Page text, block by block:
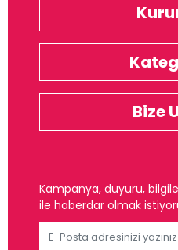
Bize
Kampanya, duyuru,
ile haberdar olmak